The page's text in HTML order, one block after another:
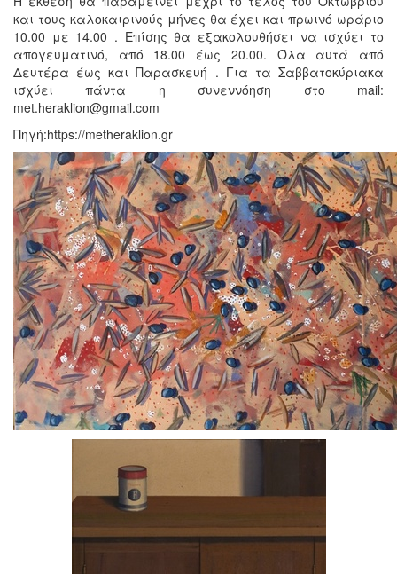
και τους καλοκαιρινούς μήνες θα έχει και πρωινό ωράριο
10.00 με 14.00 . Επίσης θα εξακολουθήσει να ισχύει το
απογευματινό, από 18.00 έως 20.00. Όλα αυτά από
Δευτέρα έως και Παρασκευή . Για τα Σαββατοκύριακα
ισχύει πάντα η συνεννόηση στο mail:
met.heraklion@gmail.com
Πηγή:https://metheraklion.gr